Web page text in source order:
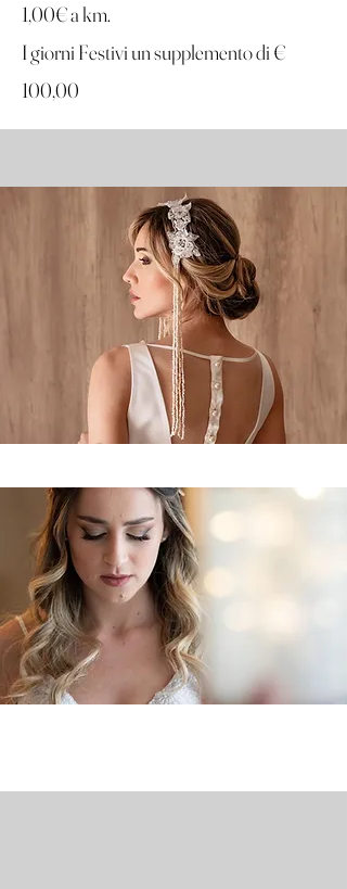
1,00€ a km.
I giorni Festivi un supplemento di €
100,00